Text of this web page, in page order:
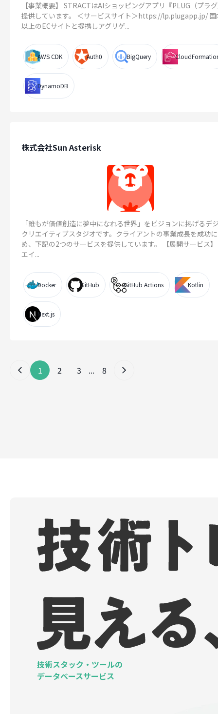
【事業概要】 STRACTはAIショッピングアプリ『PLUG（プラ
提供しています。 ＜サービスサイト＞https://lp.plugapp.jp/ 国
以上のECサイトと提携しアグリゲ...
AWS CDK Auth0 BigQuery
DynamoDB
株式会社Sun Asterisk
「誰もが価値創造に夢中になれる世界」をビジョンに掲げるデ
クリエイティブスタジオです。クライアントの事業成長を成功
め、下記の2つのサービスを提供しています。 【展開サービス
エイ...
Docker GitHub GitHub Actions Kotlin
Next.js
1 2 3 ... 8
技術スタック・ツールの
データベースサービス